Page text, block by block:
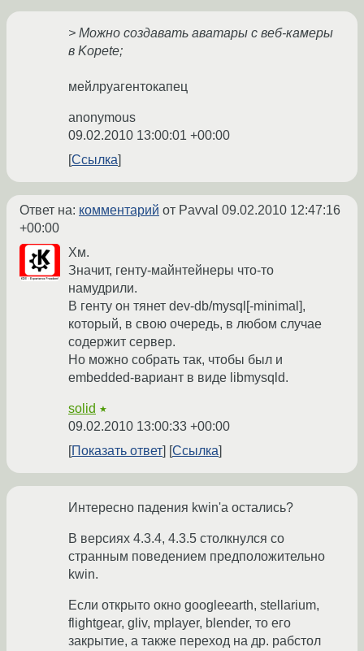
> Можно создавать аватары с веб-камеры
в Kopete;
мейлруагентокапец
anonymous
09.02.2010 13:00:01 +00:00
Ссылка
Ответ на: комментарий от Pavval 09.02.2010 12:47:16
+00:00
Хм.
Значит, генту-майнтейнеры что-то
намудрили.
В генту он тянет dev-db/mysql[-minimal],
который, в свою очередь, в любом случае
содержит сервер.
Но можно собрать так, чтобы был и
embedded-вариант в виде libmysqld.
solid ★
09.02.2010 13:00:33 +00:00
Показать ответ
Ссылка
Интересно падения kwin'а остались?
В версиях 4.3.4, 4.3.5 столкнулся со
странным поведением предположительно
kwin.
Если открыто окно googleearth, stellarium,
flightgear, gliv, mplayer, blender, то его
закрытие, а также переход на др. рабстол